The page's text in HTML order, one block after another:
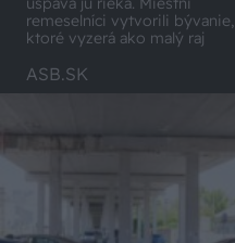
remeselníci vytvorili bývanie,
ktoré vyzerá ako malý raj
ASB.SK